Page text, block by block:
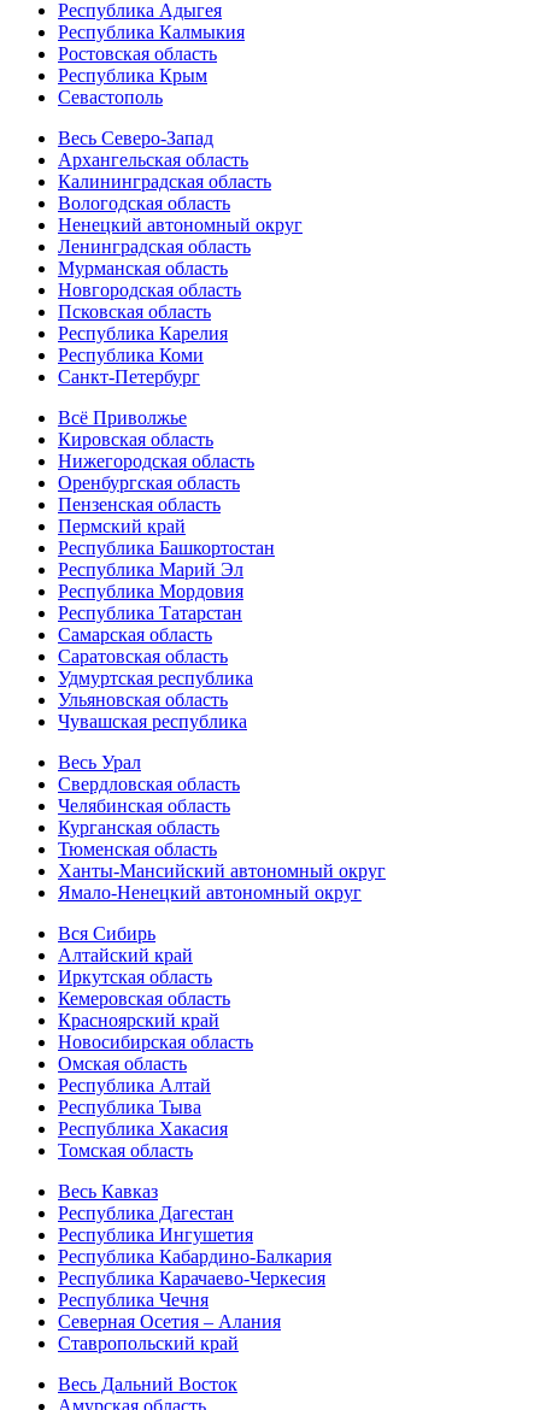
Республика Адыгея
Республика Калмыкия
Ростовская область
Республика Крым
Севастополь
Весь Северо-Запад
Архангельская область
Калининградская область
Вологодская область
Ненецкий автономный округ
Ленинградская область
Мурманская область
Новгородская область
Псковская область
Республика Карелия
Республика Коми
Санкт-Петербург
Всё Приволжье
Кировская область
Нижегородская область
Оренбургская область
Пензенская область
Пермский край
Республика Башкортостан
Республика Марий Эл
Республика Мордовия
Республика Татарстан
Самарская область
Саратовская область
Удмуртская республика
Ульяновская область
Чувашская республика
Весь Урал
Свердловская область
Челябинская область
Курганская область
Тюменская область
Ханты-Мансийский автономный округ
Ямало-Ненецкий автономный округ
Вся Сибирь
Алтайский край
Иркутская область
Кемеровская область
Красноярский край
Новосибирская область
Омская область
Республика Алтай
Республика Тыва
Республика Хакасия
Томская область
Весь Кавказ
Республика Дагестан
Республика Ингушетия
Республика Кабардино-Балкария
Республика Карачаево-Черкесия
Республика Чечня
Северная Осетия – Алания
Ставропольский край
Весь Дальний Восток
Амурская область